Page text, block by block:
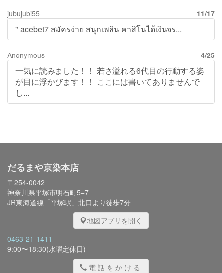
11/17
jubujubi55
" acebet7 สมัครง่าย สนุกเพลิน คาสิโนได้เงินจร...
4/25
Anonymous
一気に読みました！！ 若さ溢れる6代目の行動する姿
が目に浮かびます！！ ここには書いてありませんで
し...
だるまや京染本店
〒254-0042
神奈川県平塚市明石町5−7
JR東海道線「平塚駅」北口より徒歩7分
地図アプリを開く
0463-21-1411
9:00〜18:30(水曜定休日)
電話をかける